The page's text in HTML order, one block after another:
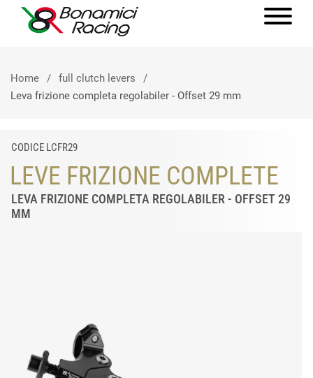
Home
full clutch levers
Leva frizione completa regolabiler - Offset 29 mm
CODICE LCFR29
LEVE FRIZIONE COMPLETE
LEVA FRIZIONE COMPLETA REGOLABILER - OFFSET 29
MM